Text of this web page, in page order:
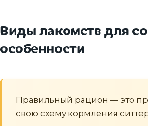
Виды лакомств для
особенности
Правильный рацион — это
свою схему кормления